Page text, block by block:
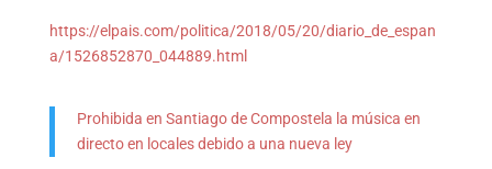
https://elpais.com/politica/2018/05/20/diario_de_espan
a/1526852870_044889.html
Prohibida en Santiago de Compostela la música en
directo en locales debido a una nueva ley